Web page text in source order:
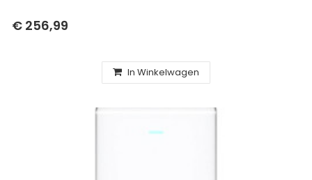
€ 256,99
In Winkelwagen